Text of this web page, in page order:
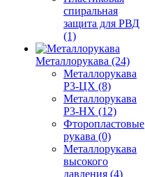
спиральная
защита для РВД
(1)
Металлорукава (24)
Металлорукава
Р3-ЦХ (8)
Металлорукава
Р3-НХ (12)
Фторопластовые
рукава (0)
Металлорукава
высокого
давления (4)